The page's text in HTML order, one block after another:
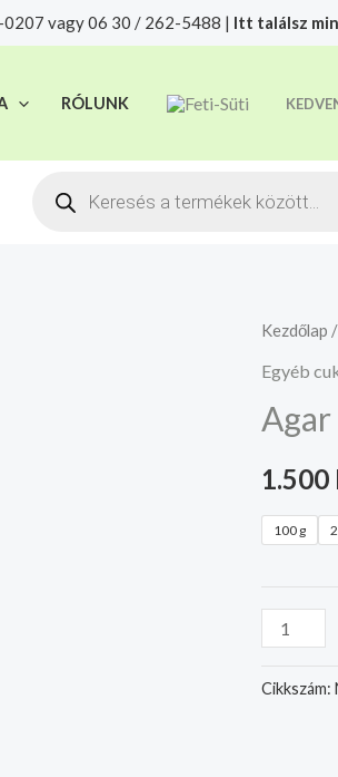
vagy 06 30 / 262-5488 | Itt találsz
RÓLUNK
Products
Kezdőlap /
Egyéb
1.500
100 g
Agar
agar
Cikkszám:
adjuk át